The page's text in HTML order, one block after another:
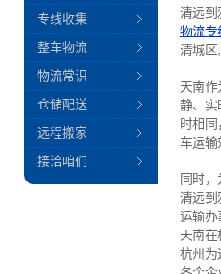
清远到
物流专
清城区
天南
静、实
时相
车运输
同时
清远到
运输办
天南在
杭州为
专线收集
整车物流
物流常识
仓储配送
远程搬家
接洽咱们